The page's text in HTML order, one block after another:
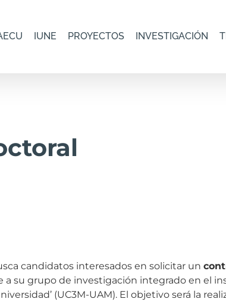
IUNE PROYECTOS INVESTIGACIÓN
candidatos interesados en solicitar un
a su grupo de investigación integrado en el
(UC3M-UAM). El objetivo será la